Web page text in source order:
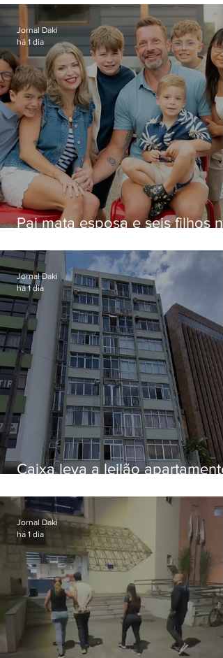
Niterói
Pai mata esposa e seis filhos
Jornal Daki
há 1 dia
Caixa leva a leilão apartamento
Botafogo
Jornal Daki
há 1 dia
Jornal Daki
há 1 dia